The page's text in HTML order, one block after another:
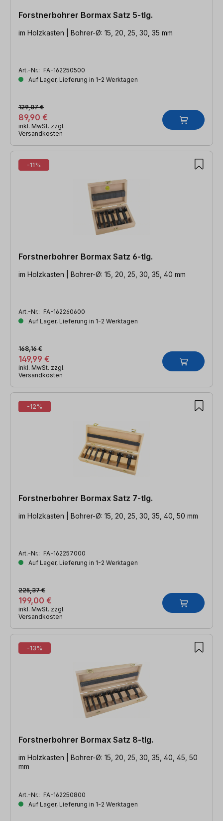
Forstnerbohrer Bormax Satz 5-tlg.
im Holzkasten | Bohrer-Ø: 15, 20, 25, 30, 35 mm
Art.-Nr.: FA-162250500
Auf Lager, Lieferung in 1-2 Werktagen
89,90 €
129,07 €
inkl. MwSt. zzgl.
Versandkosten
-11%
Forstnerbohrer Bormax Satz 6-tlg.
im Holzkasten | Bohrer-Ø: 15, 20, 25, 30, 35, 40 mm
Art.-Nr.: FA-162260600
Auf Lager, Lieferung in 1-2 Werktagen
149,99 €
168,16 €
inkl. MwSt. zzgl.
Versandkosten
-12%
Forstnerbohrer Bormax Satz 7-tlg.
im Holzkasten | Bohrer-Ø: 15, 20, 25, 30, 35, 40, 50 mm
Art.-Nr.: FA-162257000
Auf Lager, Lieferung in 1-2 Werktagen
199,00 €
225,37 €
inkl. MwSt. zzgl.
Versandkosten
-13%
Forstnerbohrer Bormax Satz 8-tlg.
im Holzkasten | Bohrer-Ø: 15, 20, 25, 30, 35, 40, 45, 50
mm
Art.-Nr.: FA-162250800
Auf Lager, Lieferung in 1-2 Werktagen